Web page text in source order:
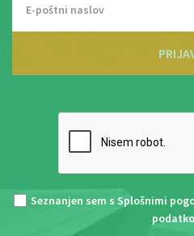
Seznanjen sem s Splošnimi